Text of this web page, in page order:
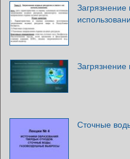
Загрязнение
Сточные